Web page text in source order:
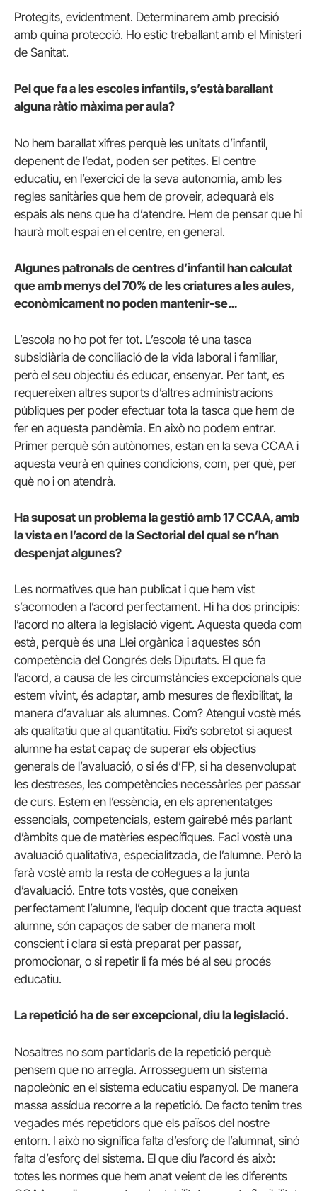
Protegits, evidentment. Determinarem amb precisió
amb quina protecció. Ho estic treballant amb el Ministeri
de Sanitat.
Pel que fa a les escoles infantils, s’està barallant
alguna ràtio màxima per aula?
No hem barallat xifres perquè les unitats d’infantil,
depenent de l’edat, poden ser petites. El centre
educatiu, en l’exercici de la seva autonomia, amb les
regles sanitàries que hem de proveir, adequarà els
espais als nens que ha d’atendre. Hem de pensar que hi
haurà molt espai en el centre, en general.
Algunes patronals de centres d’infantil han calculat
que amb menys del 70% de les criatures a les aules,
econòmicament no poden mantenir-se…
L’escola no ho pot fer tot. L’escola té una tasca
subsidiària de conciliació de la vida laboral i familiar,
però el seu objectiu és educar, ensenyar. Per tant, es
requereixen altres suports d’altres administracions
públiques per poder efectuar tota la tasca que hem de
fer en aquesta pandèmia. En això no podem entrar.
Primer perquè són autònomes, estan en la seva CCAA i
aquesta veurà en quines condicions, com, per què, per
què no i on atendrà.
Ha suposat un problema la gestió amb 17 CCAA, amb
la vista en l’acord de la Sectorial del qual se n’han
despenjat algunes?
Les normatives que han publicat i que hem vist
s’acomoden a l’acord perfectament. Hi ha dos principis:
l’acord no altera la legislació vigent. Aquesta queda com
està, perquè és una Llei orgànica i aquestes són
competència del Congrés dels Diputats. El que fa
l’acord, a causa de les circumstàncies excepcionals que
estem vivint, és adaptar, amb mesures de flexibilitat, la
manera d’avaluar als alumnes. Com? Atengui vostè més
als qualitatiu que al quantitatiu. Fixi’s sobretot si aquest
alumne ha estat capaç de superar els objectius
generals de l’avaluació, o si és d’FP, si ha desenvolupat
les destreses, les competències necessàries per passar
de curs. Estem en l’essència, en els aprenentatges
essencials, competencials, estem gairebé més parlant
d’àmbits que de matèries específiques. Faci vostè una
avaluació qualitativa, especialitzada, de l’alumne. Però la
farà vostè amb la resta de col·legues a la junta
d’avaluació. Entre tots vostès, que coneixen
perfectament l’alumne, l’equip docent que tracta aquest
alumne, són capaços de saber de manera molt
conscient i clara si està preparat per passar,
promocionar, o si repetir li fa més bé al seu procés
educatiu.
La repetició ha de ser excepcional, diu la legislació.
Nosaltres no som partidaris de la repetició perquè
pensem que no arregla. Arrosseguem un sistema
napoleònic en el sistema educatiu espanyol. De manera
massa assídua recorre a la repetició. De facto tenim tres
vegades més repetidors que els països del nostre
entorn. I això no significa falta d’esforç de l’alumnat, sinó
falta d’esforç del sistema. El que diu l’acord és això:
totes les normes que hem anat veient de les diferents